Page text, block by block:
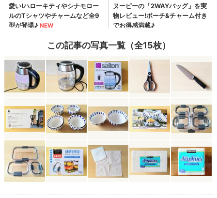
この記事の写真一覧（全15枚）